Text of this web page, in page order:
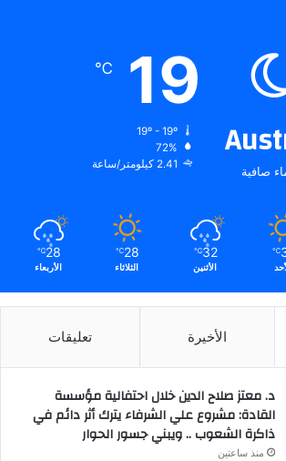
صافية
19
℃
72%
2.41 كيلومتر/ساعة
℃
32
℃
الأثنين
28
℃
الثلاثاء
28
℃
الأربعاء
الأخيرة تعليقات
د. معتز صلاح الدين خلال احتفالية مؤسسة
القادة: مشروع علي الشرفاء يترك أثر دائم في
ذاكرة الشعوب .. ويبني جسور الحوار
منذ ساعتين